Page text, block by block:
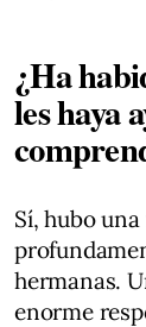
¿Ha
les haya
Sí, hubo
hermanas.
enorme